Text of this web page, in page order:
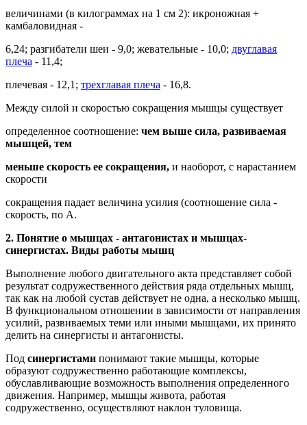
величинами (в килограммах на 1 см 2): икроножная +
камбаловидная -
6,24; разгибатели шеи - 9,0; жевательные - 10,0; двуглавая
плеча - 11,4;
плечевая - 12,1; трехглавая плеча - 16,8.
Между силой и скоростью сокращения мышцы существует
определенное соотношение: чем выше сила, развиваемая
мышцей, тем
меньше скорость ее сокращения, и наоборот, с нарастанием
скорости
сокращения падает величина усилия (соотношение сила -
скорость, по А.
2. Понятие о мышцах - антагонистах и мышцах-
синергистах. Виды работы мышц
Выполнение любого двигательного акта представляет собой
результат содружественного действия ряда отдельных мышц,
так как на любой сустав действует не одна, а несколько мышц.
В функциональном отношении в зависимости от направления
усилий, развиваемых теми или иными мышцами, их принято
делить на синергисты и антагонисты.
Под синергистами понимают такие мышцы, которые
образуют содружественно работающие комплексы,
обуславливающие возможность выполнения определенного
движения. Например, мышцы живота, работая
содружественно, осуществляют наклон туловища.